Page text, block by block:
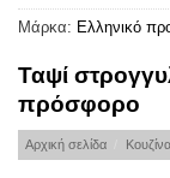
Μάρκα: Ελληνικό
Ταψί
πρόσφορο
Αρχική σελίδα Κουζίνα